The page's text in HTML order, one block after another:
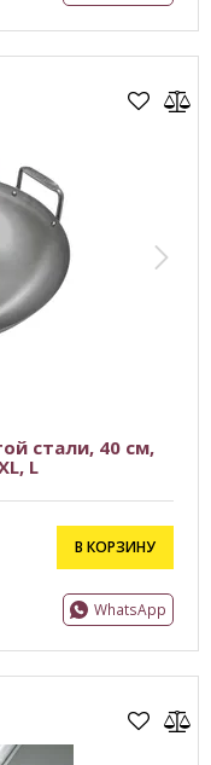
стали, 40 см,
L
В КОРЗИНУ
WhatsApp